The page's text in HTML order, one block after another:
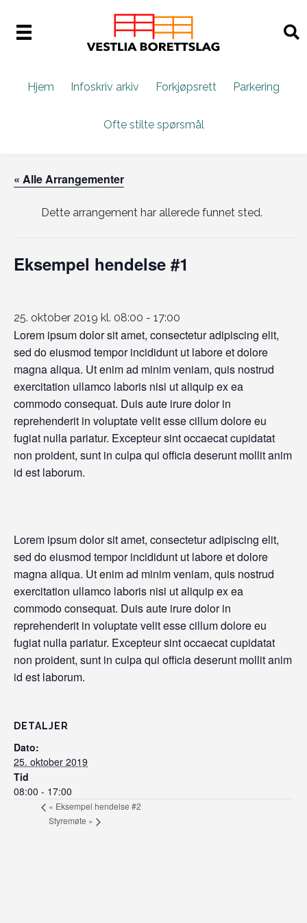
Hjem Infoskriv arkiv Forkjøpsrett Parkering
Ofte stilte spørsmål
« Alle Arrangementer
Dette arrangement har allerede funnet sted.
Eksempel hendelse #1
25. oktober 2019 kl. 08:00 - 17:00
Lorem ipsum dolor sit amet, consectetur adipiscing elit,
sed do eiusmod tempor incididunt ut labore et dolore
magna aliqua. Ut enim ad minim veniam, quis nostrud
exercitation ullamco laboris nisi ut aliquip ex ea
commodo consequat. Duis aute irure dolor in
reprehenderit in voluptate velit esse cillum dolore eu
fugiat nulla pariatur. Excepteur sint occaecat cupidatat
non proident, sunt in culpa qui officia deserunt mollit anim
id est laborum.
Lorem ipsum dolor sit amet, consectetur adipiscing elit,
sed do eiusmod tempor incididunt ut labore et dolore
magna aliqua. Ut enim ad minim veniam, quis nostrud
exercitation ullamco laboris nisi ut aliquip ex ea
commodo consequat. Duis aute irure dolor in
reprehenderit in voluptate velit esse cillum dolore eu
fugiat nulla pariatur. Excepteur sint occaecat cupidatat
non proident, sunt in culpa qui officia deserunt mollit anim
id est laborum.
DETALJER
Dato:
25. oktober 2019
Tid
08:00 - 17:00
« Eksempel hendelse #2
Styremøte »